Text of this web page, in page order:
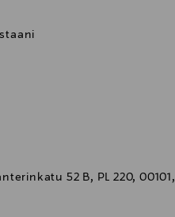
52 B, PL 220, 00101,